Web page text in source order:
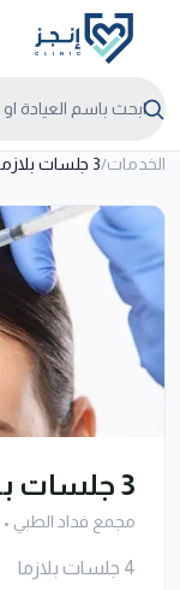
الخدمات/3 جلسات بلازما
3 جلسات بلازما
مجمع فداد الطبي •
4 جلسات بلازما